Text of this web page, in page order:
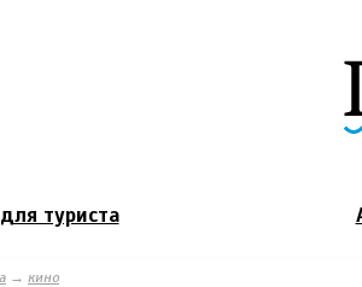
туриста
→ кино